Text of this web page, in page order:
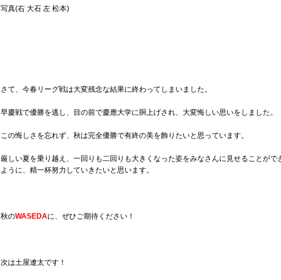
写真(右 大石 左 松本)
さて、今春リーグ戦は大変残念な結果に終わってしまいました。
早慶戦で優勝を逃し、目の前で慶應大学に胴上げされ、大変悔しい思いをしました。
この悔しさを忘れず、秋は完全優勝で有終の美を飾りたいと思っています。
厳しい夏を乗り越え、一回りも二回りも大きくなった姿をみなさんに見せることがで
ように、精一杯努力していきたいと思います。
秋のWASEDAに、ぜひご期待ください！
次は土屋遼太です！